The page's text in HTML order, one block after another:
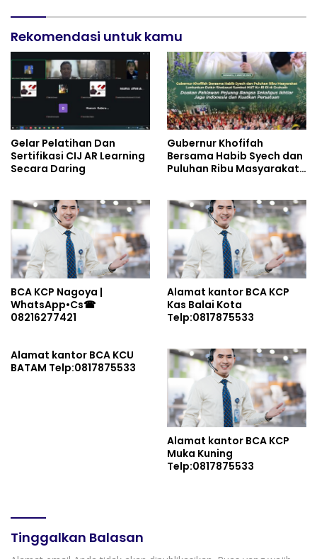
Rekomendasi untuk kamu
Gelar Pelatihan Dan
Sertifikasi CIJ AR Learning
Secara Daring
Gubernur Khofifah
Bersama Habib Syech dan
Puluhan Ribu Masyarakat
81 RI di Grahadi: Doakan
Pahlawan Pejuang Bangsa
Sekaligus Ikhtiar Jaga
Indonesia dan Kuatkan
Persatuan
BCA KCP Nagoya |
WhatsApp•Cs☎
08216277421
Alamat kantor BCA KCP
Kas Balai Kota
Telp:0817875533
Alamat kantor BCA KCU
BATAM Telp:0817875533
Alamat kantor BCA KCP
Muka Kuning
Telp:0817875533
Tinggalkan Balasan